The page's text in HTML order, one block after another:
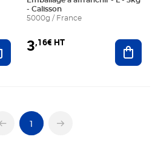
Ajouter au panier
- Calisson
5000g / France
3,16€ HT
1